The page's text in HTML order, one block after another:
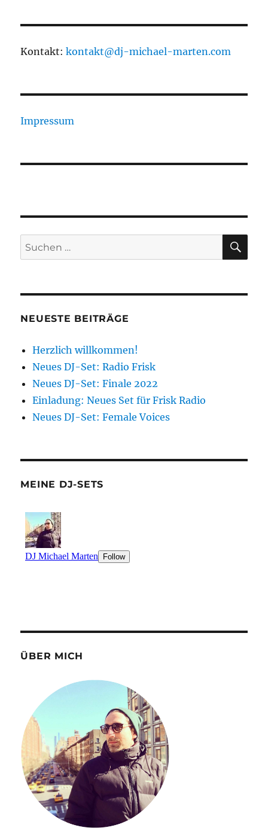
Kontakt:kontakt@dj-michael-marten.com
Impressum
Suchen
nach:
NEUESTE BEITRÄGE
Herzlich willkommen!
Neues DJ-Set: Radio Frisk
Neues DJ-Set: Finale 2022
Einladung: Neues Set für Frisk Radio
Neues DJ-Set: Female Voices
MEINE DJ-SETS
ÜBER MICH